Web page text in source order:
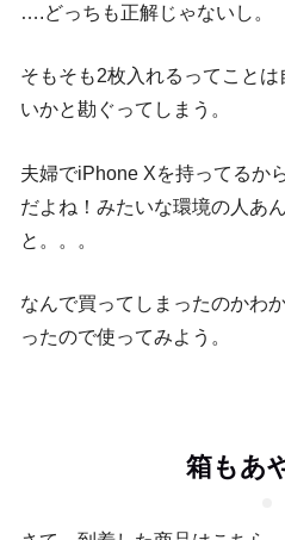
….どっちも正解じゃないし。
そもそも2枚入れるってこと
いかと勘ぐってしまう。
夫婦でiPhone Xを持ってるか
だよね！みたいな環境の人あ
と。。。
なんで買ってしまったのかわ
ったので使ってみよう。
箱もあ